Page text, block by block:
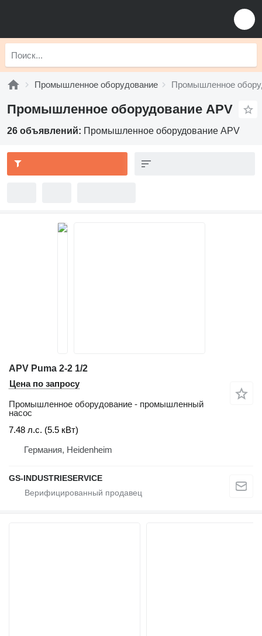
Промышленное оборудование Промышленное
Промышленное оборудование APV
26 объявлений: Промышленное оборудование APV
APV Puma 2-2 1/2
Цена по запросу
Промышленное оборудование - промышленный
насос
7.48 л.с. (5.5 кВт)
Германия, Heidenheim
GS-INDUSTRIESERVICE